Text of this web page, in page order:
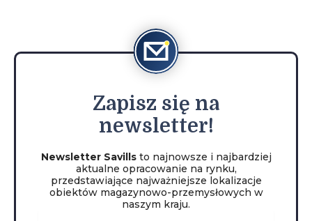
Zapisz się na
newsletter!
Newsletter Savillsto najnowsze i najbardziej
aktualne opracowanie na rynku,
przedstawiające najważniejsze lokalizacje
obiektów magazynowo-przemysłowych w
naszym kraju.